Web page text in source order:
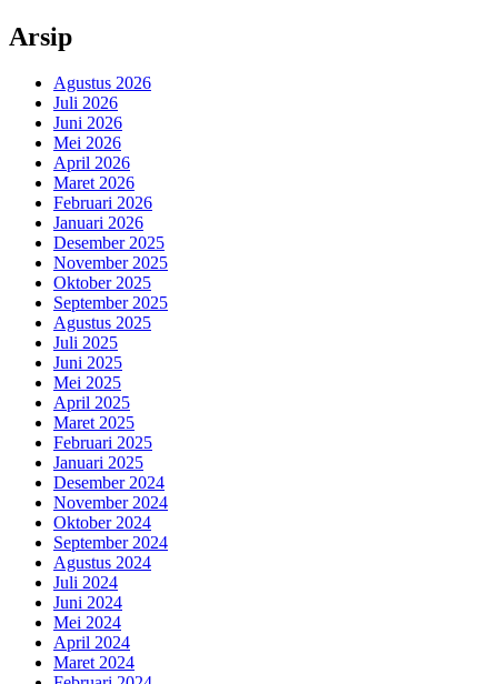
Arsip
Agustus 2026
Juli 2026
Juni 2026
Mei 2026
April 2026
Maret 2026
Februari 2026
Januari 2026
Desember 2025
November 2025
Oktober 2025
September 2025
Agustus 2025
Juli 2025
Juni 2025
Mei 2025
April 2025
Maret 2025
Februari 2025
Januari 2025
Desember 2024
November 2024
Oktober 2024
September 2024
Agustus 2024
Juli 2024
Juni 2024
Mei 2024
April 2024
Maret 2024